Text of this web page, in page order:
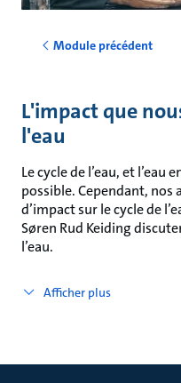
Module précédent
L'impact que
l'eau
Le cycle de l’eau, et l’eau
possible. Cependant, nos
d’impact sur le cycle de
Søren Rud Keiding
l’eau.
Afficher plus